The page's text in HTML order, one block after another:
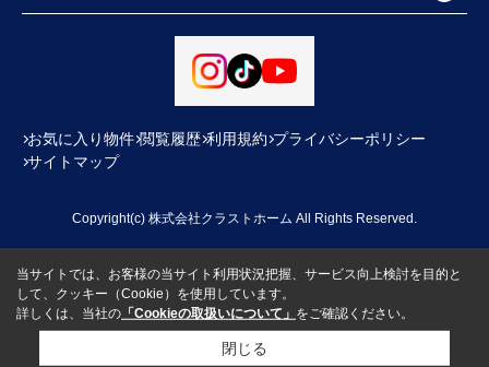
お気に入り物件 閲覧履歴 利用規約 プライバシーポリシー
サイトマップ
Copyright(c) 株式会社クラストホーム All Rights Reserved.
当サイトでは、お客様の当サイト利用状況把握、サービス向上検討を目的と
して、クッキー（Cookie）を使用しています。
詳しくは、当社の 「Cookieの取扱いについて」 をご確認ください。
閉じる